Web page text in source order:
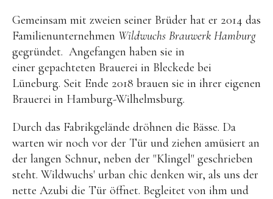
Gemeinsam mit zweien seiner Brüder hat er 2014 das
Familienunternehmen Wildwuchs Brauwerk Hamburg
gegründet. Angefangen haben sie in
einer gepachteten Brauerei in Bleckede bei
Lüneburg. Seit Ende 2018 brauen sie in ihrer eigenen
Brauerei in Hamburg-Wilhelmsburg.
Durch das Fabrikgelände dröhnen die Bässe. Da
warten wir noch vor der Tür und ziehen amüsiert an
der langen Schnur, neben der "Klingel" geschrieben
steht. Wildwuchs' urban chic denken wir, als uns der
nette Azubi die Tür öffnet. Begleitet von ihm und